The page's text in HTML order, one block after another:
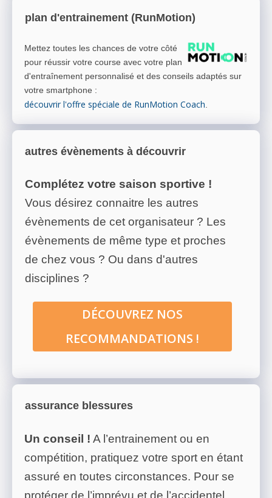
plan d'entrainement (RunMotion)
Mettez toutes les chances de votre côté
pour réussir votre course avec votre plan
d'entraînement personnalisé et des conseils adaptés sur
votre smartphone :
découvrir l'offre spéciale de RunMotion Coach.
autres évènements à découvrir
Complétez votre saison sportive !
Vous désirez connaitre les autres
évènements de cet organisateur ? Les
évènements de même type et proches
de chez vous ? Ou dans d'autres
disciplines ?
DÉCOUVREZ NOS
RECOMMANDATIONS !
assurance blessures
Un conseil ! A l’entrainement ou en
compétition, pratiquez votre sport en étant
assuré en toutes circonstances. Pour se